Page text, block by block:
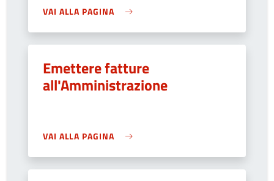
VAI ALLA PAGINA
Emettere fatture
all'Amministrazione
VAI ALLA PAGINA